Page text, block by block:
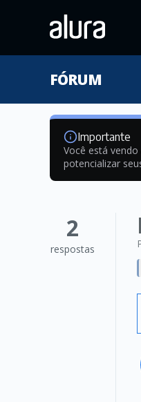
FÓRUM
Importante
Você está
potencializar
2
respostas